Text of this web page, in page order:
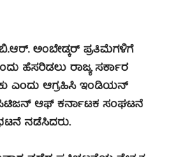
ಅಂಬೇಡ್ಕರ್ ಪ್ರತಿಮೆಗಳಿಗೆ
ಹೆಸರಿಡಲು ರಾಜ್ಯ ಸರ್ಕಾರ
ಎಂದು ಆಗ್ರಹಿಸಿ ಇಂಡಿಯನ್
ಆಫ್ ಕರ್ನಾಟಕ ಸಂಘಟನೆ
ನಡೆಸಿದರು.